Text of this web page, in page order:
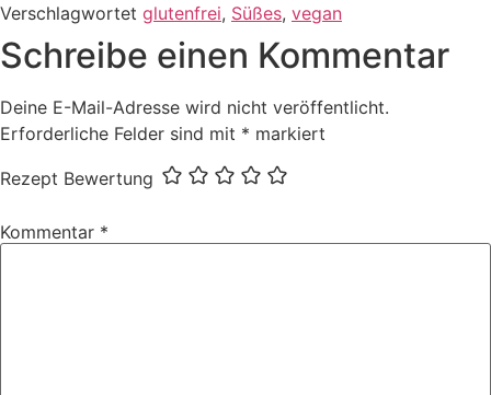
Verschlagwortet glutenfrei, Süßes, vegan
Schreibe einen Kommentar
Deine E-Mail-Adresse wird nicht veröffentlicht.
Erforderliche Felder sind mit * markiert
Rezept Bewertung
Kommentar *